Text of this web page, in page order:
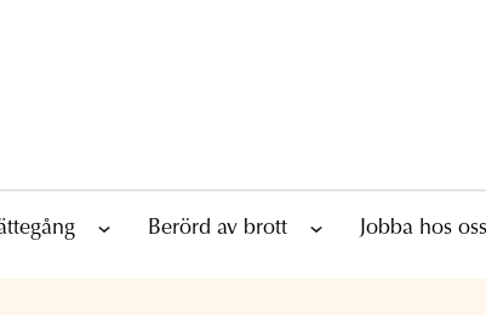
Berörd av brott Jobba hos oss